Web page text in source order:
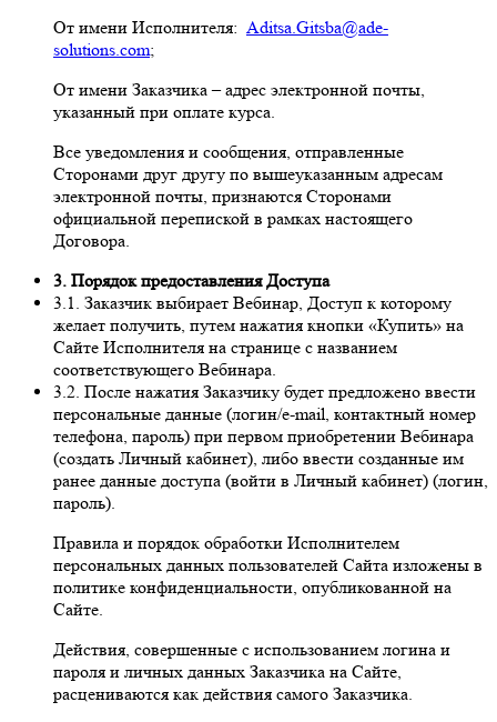
От имени Исполнителя: Aditsa.Gitsba@ade-
solutions.com;
От имени Заказчика – адрес электронной почты,
указанный при оплате курса.
Все уведомления и сообщения, отправленные
Сторонами друг другу по вышеуказанным адресам
электронной почты, признаются Сторонами
официальной перепиской в рамках настоящего
Договора.
3. Порядок предоставления Доступа
3.1. Заказчик выбирает Вебинар, Доступ к которому
желает получить, путем нажатия кнопки «Купить» на
Сайте Исполнителя на странице с названием
соответствующего Вебинара.
3.2. После нажатия Заказчику будет предложено ввести
персональные данные (логин/e-mail, контактный номер
телефона, пароль) при первом приобретении Вебинара
(создать Личный кабинет), либо ввести созданные им
ранее данные доступа (войти в Личный кабинет) (логин,
пароль).
Правила и порядок обработки Исполнителем
персональных данных пользователей Сайта изложены в
политике конфиденциальности, опубликованной на
Сайте.
Действия, совершенные с использованием логина и
пароля и личных данных Заказчика на Сайте,
расцениваются как действия самого Заказчика.